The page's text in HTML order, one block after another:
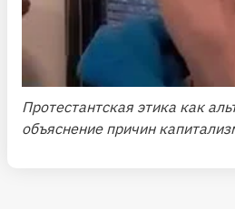
Протестантская этика как
объяснение причин